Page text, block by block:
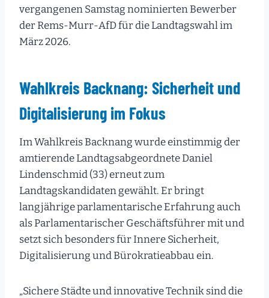
vergangenen Samstag nominierten Bewerber
der Rems-Murr-AfD für die Landtagswahl im
März 2026.
Wahlkreis Backnang: Sicherheit und
Digitalisierung im Fokus
Im Wahlkreis Backnang wurde einstimmig der
amtierende Landtagsabgeordnete Daniel
Lindenschmid (33) erneut zum
Landtagskandidaten gewählt. Er bringt
langjährige parlamentarische Erfahrung auch
als Parlamentarischer Geschäftsführer mit und
setzt sich besonders für Innere Sicherheit,
Digitalisierung und Bürokratieabbau ein.
„Sichere Städte und innovative Technik sind die